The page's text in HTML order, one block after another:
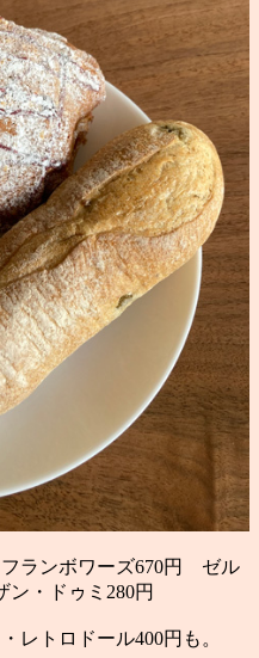
ランボワーズ670円 ゼル
ン・ドゥミ280円
レトロドール400円も。